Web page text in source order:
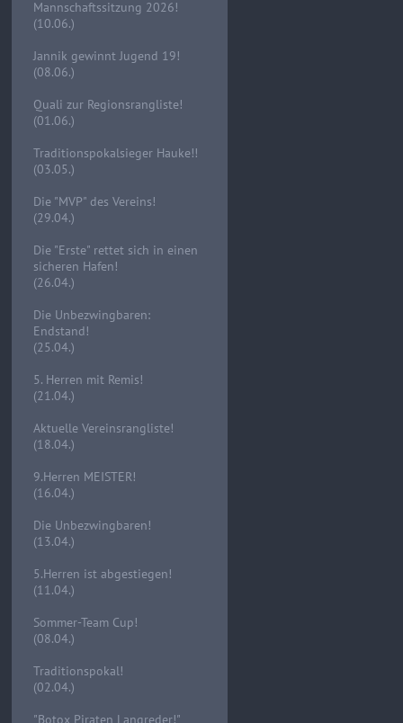
Mannschaftssitzung 2026!
(10.06.)
Jannik gewinnt Jugend 19!
(08.06.)
Quali zur Regionsrangliste!
(01.06.)
Traditionspokalsieger Hauke!!
(03.05.)
Die "MVP" des Vereins!
(29.04.)
Die "Erste" rettet sich in einen
sicheren Hafen!
(26.04.)
Die Unbezwingbaren:
Endstand!
(25.04.)
5. Herren mit Remis!
(21.04.)
Aktuelle Vereinsrangliste!
(18.04.)
9.Herren MEISTER!
(16.04.)
Die Unbezwingbaren!
(13.04.)
5.Herren ist abgestiegen!
(11.04.)
Sommer-Team Cup!
(08.04.)
Traditionspokal!
(02.04.)
"Botox Piraten Langreder!"